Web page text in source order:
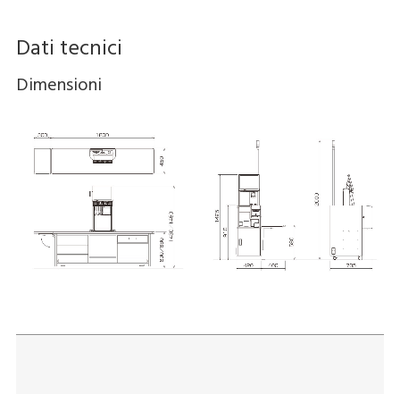
Dati tecnici
Dimensioni